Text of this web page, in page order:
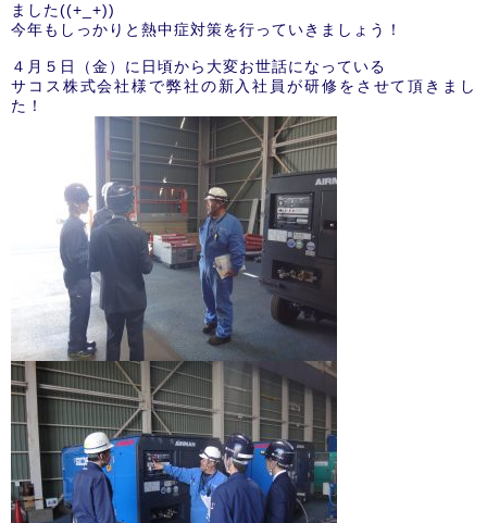
ました((+_+))
今年もしっかりと熱中症対策を行っていきましょう！
４月５日（金）に日頃から大変お世話になっている
サコス株式会社様で弊社の新入社員が研修をさせて頂きまし
た！